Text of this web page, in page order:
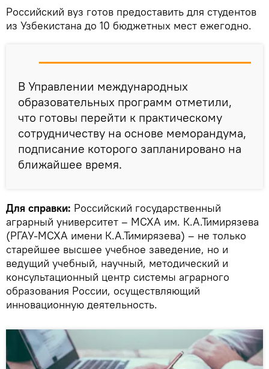
Российский вуз готов предоставить для студентов
из Узбекистана до 10 бюджетных мест ежегодно.
В Управлении международных
образовательных программ отметили,
что готовы перейти к практическому
сотрудничеству на основе меморандума,
подписание которого запланировано на
ближайшее время.
Для справки: Российский государственный
аграрный университет – МСХА им. К.А.Тимирязева
(РГАУ-МСХА имени К.А.Тимирязева) – не только
старейшее высшее учебное заведение, но и
ведущий учебный, научный, методический и
консультационный центр системы аграрного
образования России, осуществляющий
инновационную деятельность.